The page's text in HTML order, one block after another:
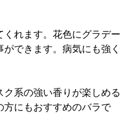
れます。花色にグラデー
できます。病気にも強く
系の強い香りが楽しめる
にもおすすめのバラで